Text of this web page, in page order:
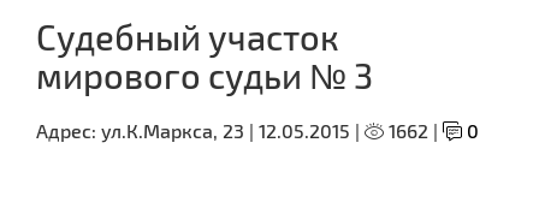
Судебный участок
мирового судьи № 3
Адрес: ул.К.Маркса, 23 | 12.05.2015 | 1662 | 0